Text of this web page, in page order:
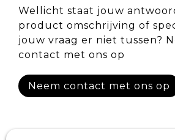
Wellicht staat jouw
product omschrijving of
jouw vraag er niet tussen?
contact met ons op
Neem contact met ons op